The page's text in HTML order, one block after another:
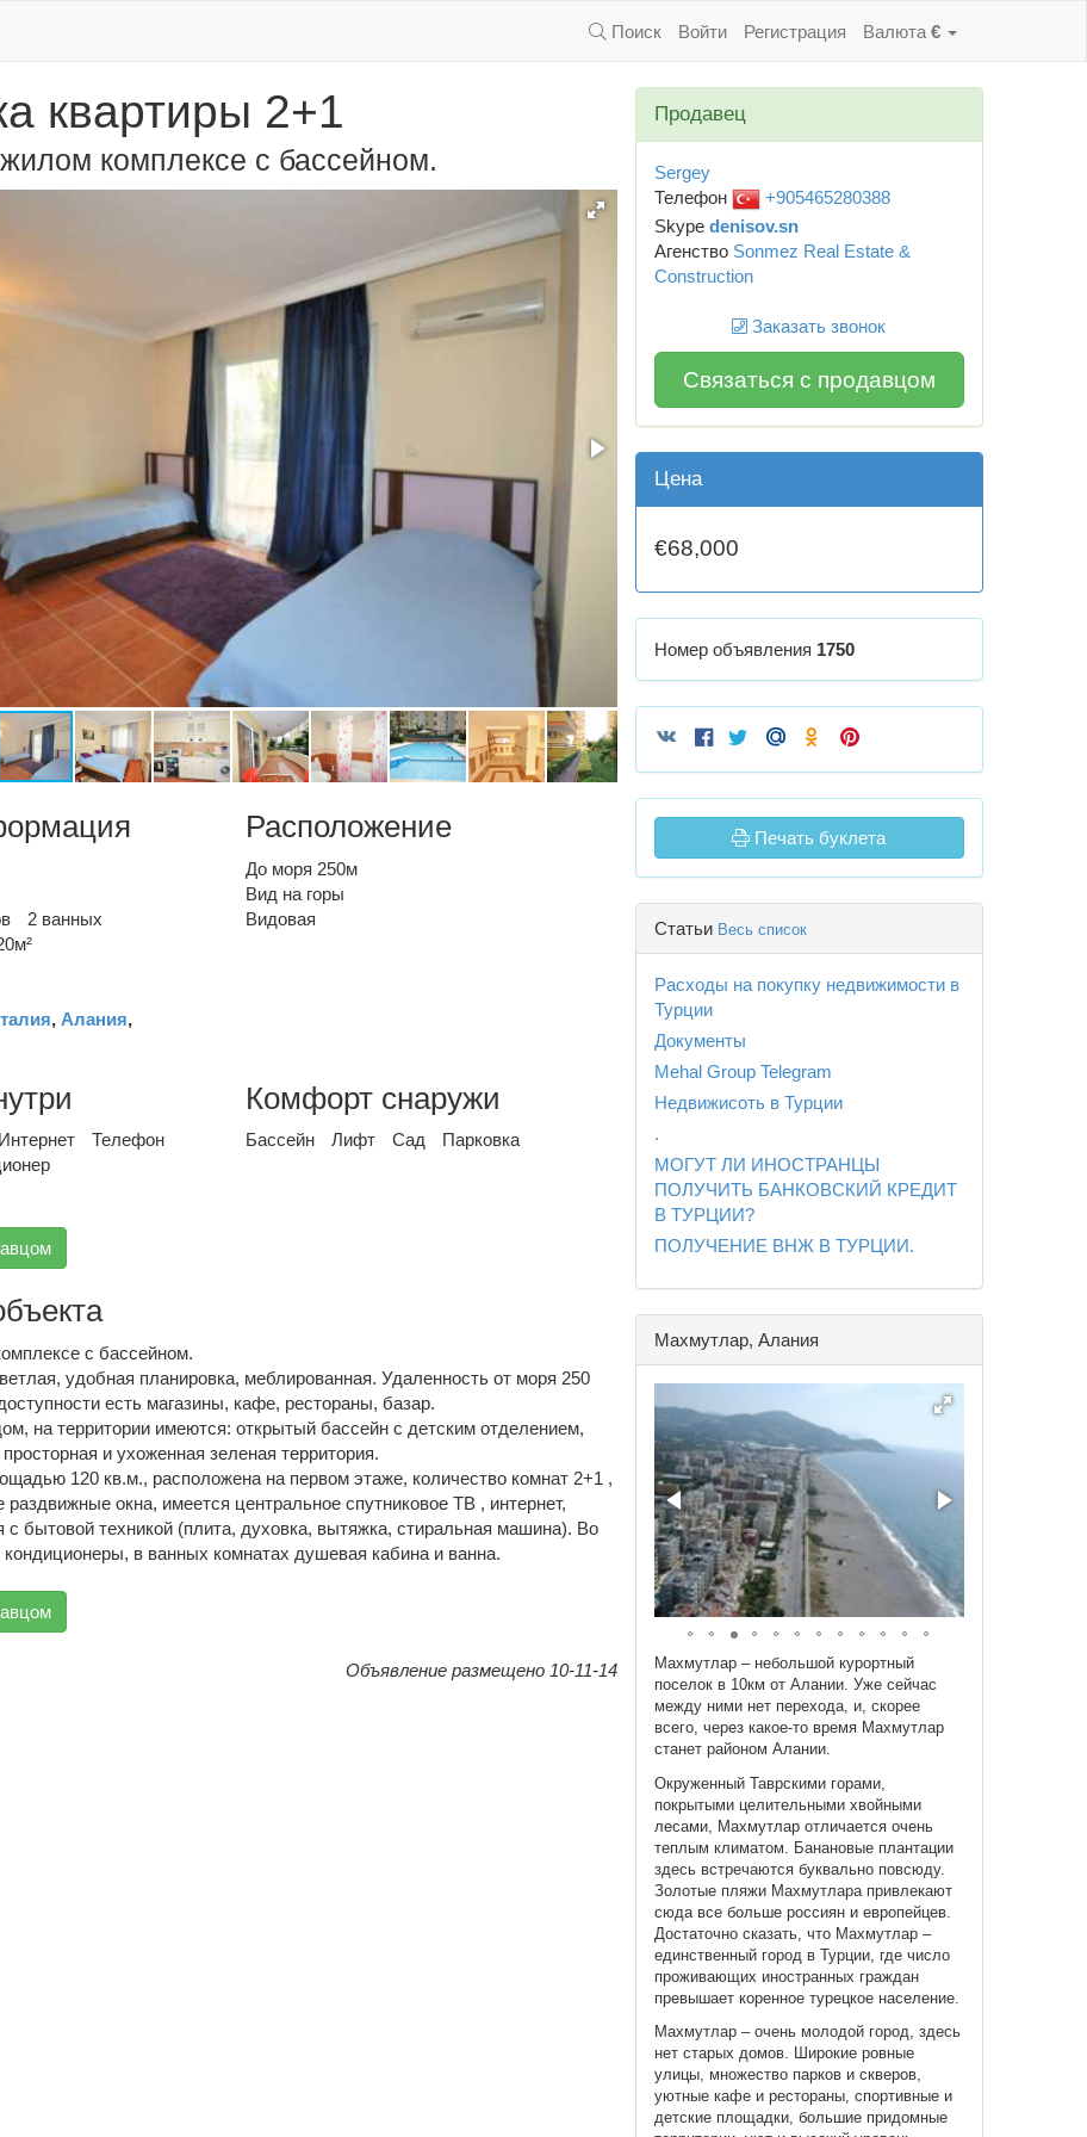
Поиск Войти Регистрация Валюта €
квартиры 2+1
комплексе с бассейном.
2 ванных
, Алания,
Расположение
До моря 250м
Вид на горы
Видовая
Интернет
Телефон
Комфорт снаружи
Бассейн Лифт Сад Парковка
с бассейном.
удобная планировка, меблированная. Удаленность от моря 250
есть магазины, кафе, рестораны, базар.
на территории имеются: открытый бассейн с детским отделением,
и ухоженная зеленая территория.
120 кв.м., расположена на первом этаже, количество комнат 2+1 ,
окна, имеется центральное спутниковое ТВ , интернет,
с бытовой техникой (плита, духовка, вытяжка, стиральная машина). Во
кондиционеры, в ванных комнатах душевая кабина и ванна.
Объявление размещено 10-11-14
Продавец
Sergey
Телефон
+905465280388
Skype denisov.sn
Агенство Sonmez Real Estate &
Construction
Заказать звонок
Связаться с продавцом
Цена
€68,000
Номер объявления 1750
Печать буклета
Статьи Весь список
Расходы на покупку недвижимости в
Турции
Документы
Mehal Group Telegram
Недвижисоть в Турции
.
МОГУТ ЛИ ИНОСТРАНЦЫ
ПОЛУЧИТЬ БАНКОВСКИЙ КРЕДИТ
В ТУРЦИИ?
ПОЛУЧЕНИЕ ВНЖ В ТУРЦИИ.
Махмутлар, Алания
Махмутлар – небольшой курортный
поселок в 10км от Алании. Уже сейчас
между ними нет перехода, и, скорее
всего, через какое-то время Махмутлар
станет районом Алании.
Окруженный Таврскими горами,
покрытыми целительными хвойными
лесами, Махмутлар отличается очень
теплым климатом. Банановые плантации
здесь встречаются буквально повсюду.
Золотые пляжи Махмутлара привлекают
сюда все больше россиян и европейцев.
Достаточно сказать, что Махмутлар –
единственный город в Турции, где число
проживающих иностранных граждан
превышает коренное турецкое население.
Махмутлар – очень молодой город, здесь
нет старых домов. Широкие ровные
улицы, множество парков и скверов,
уютные кафе и рестораны, спортивные и
детские площадки, большие придомные